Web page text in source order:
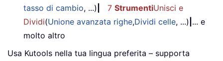
tasso di cambio, ...) 7 StrumentiUnisci e
Dividi(Unione avanzata righe,Dividi celle, ...) ... e
molto altro
Usa Kutools nella tua lingua preferita – supporta